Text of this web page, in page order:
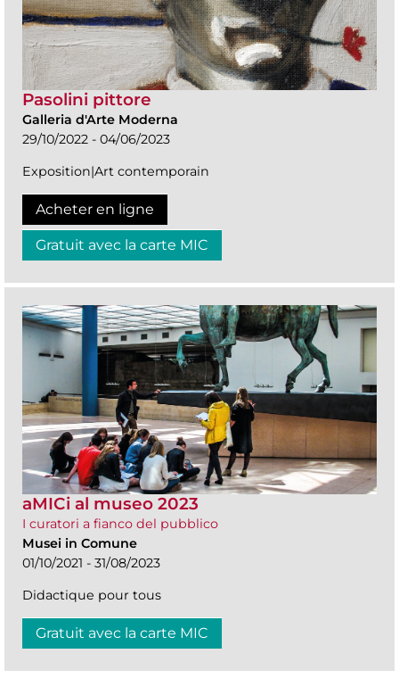
Pasolini pittore
Galleria d'Arte Moderna
29/10/2022 - 04/06/2023
Exposition|Art contemporain
Acheter en ligne
Gratuit avec la carte MIC
aMICi al museo 2023
I curatori a fianco del pubblico
Musei in Comune
01/10/2021 - 31/08/2023
Didactique pour tous
Gratuit avec la carte MIC